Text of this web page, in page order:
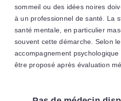
sommeil ou des idées noires
à un professionnel de santé. La
santé mentale, en particulier
souvent cette démarche. Selon
accompagnement
être proposé après évaluation